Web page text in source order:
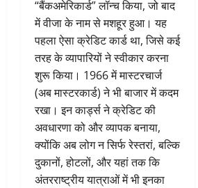
“बैंकअमेरिकार्ड” लॉन्च किया, जो बाद
में वीजा के नाम से मशहूर हुआ। यह
पहला ऐसा क्रेडिट कार्ड था, जिसे कई
तरह के व्यापारियों ने स्वीकार करना
शुरू किया। 1966 में मास्टरचार्ज
(अब मास्टरकार्ड) ने भी बाजार में कदम
रखा। इन कार्ड्स ने क्रेडिट की
अवधारणा को और व्यापक बनाया,
क्योंकि अब लोग न सिर्फ रेस्तरां, बल्कि
दुकानों, होटलों, और यहां तक कि
अंतरराष्ट्रीय यात्राओं में भी इनका